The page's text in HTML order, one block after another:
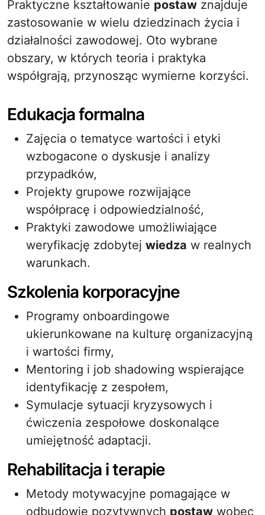
Praktyczne kształtowanie postaw znajduje
zastosowanie w wielu dziedzinach życia i
działalności zawodowej. Oto wybrane
obszary, w których teoria i praktyka
współgrają, przynosząc wymierne korzyści.
Edu­kacja formalna
Zajęcia o tematyce wartości i etyki
wzbogacone o dyskusje i analizy
przypadków,
Projekty grupowe rozwijające
współpracę i odpowiedzialność,
Praktyki zawodowe umożliwiające
weryfikację zdobytej wiedza w realnych
warunkach.
Szkolenia korporacyjne
Programy onboardingowe
ukierunkowane na kulturę organizacyjną
i wartości firmy,
Mentoring i job shadowing wspierające
identyfikację z zespołem,
Symulacje sytuacji kryzysowych i
ćwiczenia zespołowe doskonalące
umiejętność adaptacji.
Rehabilitacja i terapie
Metody motywacyjne pomagające w
odbudowie pozytywnych postaw wobec